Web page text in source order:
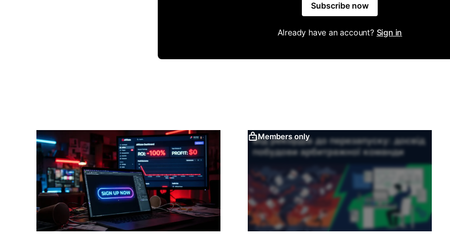
Subscribe now
Already have an account? Sign in
Members only